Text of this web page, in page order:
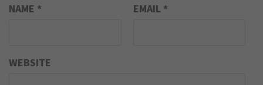
NAME * EMAIL *
WEBSITE